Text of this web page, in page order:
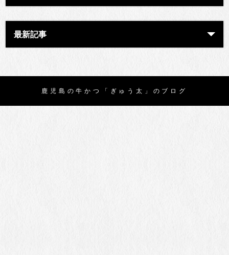
最新記事
鹿児島の牛かつ「ぎゅう太」のブログ